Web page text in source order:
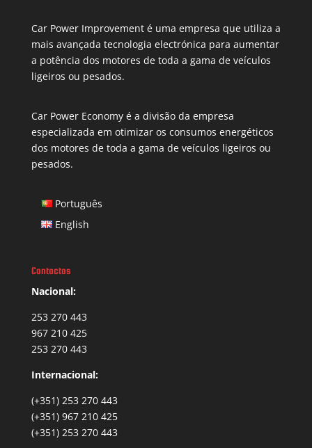
Car Power Improvement é uma empresa que utiliza a
mais avançada tecnologia electrónica para aumentar
a potência dos motores de toda a gama de veículos
ligeiros ou pesados.
Car Power Economy é a divisão da empresa
especializada em otimizar os consumos energéticos
dos motores de toda a gama de veículos ligeiros ou
pesados.
Português
English
Contactos
Nacional:
253 270 443
967 210 425
253 270 443
Internacional:
(+351) 253 270 443
(+351) 967 210 425
(+351) 253 270 443